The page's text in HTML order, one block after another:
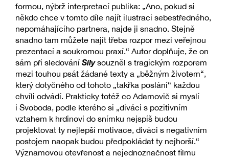
formou, nýbrž interpretací publika: „Ano, pokud si
někdo chce v tomto díle najít ilustraci sebestředného,
nepomáhajícího partnera, najde ji snadno. Stejně
snadno tam můžete najít třeba rozpor mezi veřejnou
prezentací a soukromou praxí.“ Autor doplňuje, že on
sám při sledování Sílysouzněl s tragickým rozporem
mezi touhou psát žádané texty a „běžným životem“,
který dotyčného od tohoto „takřka poslání“ každou
chvíli odvádí. Prakticky totéž co Adamovič si myslí
i Svoboda, podle kterého si „diváci s pozitivním
vztahem k hrdinovi do snímku nejspíš budou
projektovat ty nejlepší motivace, diváci s negativním
postojem naopak budou předpokládat ty nejhorší.“
Významovou otevřenost a nejednoznačnost filmu